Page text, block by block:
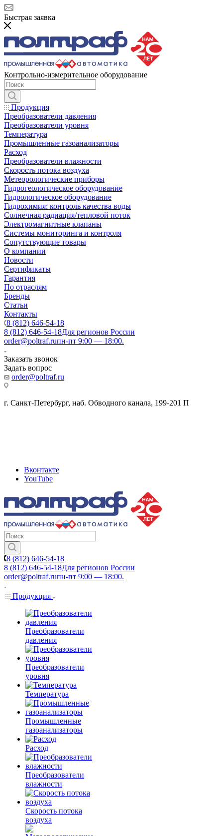
Быстрая заявка
Контрольно-измерительное оборудование
Продукция
Преобразователи давления
Преобразователи уровня
Температура
Промышленные газоанализаторы
Расход
Преобразователи влажности
Скорость потока воздуха
Метеорологические приборы
Гидрогеологическое оборудование
Гидрологическое оборудование
Гидрохимия: контроль качества воды
Солнечная радиация/тепловой поток
Электромагнитные клапаны
Системы мониторинга и контроля
Сопутствующие товары
О компании
Новости
Сертификаты
Гарантия
По отраслям
Бренды
Статьи
Контакты
8 (812) 646-54-18
8 (812) 646-54-18Для регионов России
order@poltraf.ruпн-пт 9:00 — 18:00.
Заказать звонок
Задать вопрос
order@poltraf.ru
г. Санкт-Петербург, наб. Обводного канала, 199-201 П
Вконтакте
YouTube
8 (812) 646-54-18
8 (812) 646-54-18Для регионов России
order@poltraf.ruпн-пт 9:00 — 18:00.
Продукция
Преобразователи
давления
Преобразователи
уровня
Температура
Промышленные
газоанализаторы
Расход
Преобразователи
влажности
Скорость потока
воздуха